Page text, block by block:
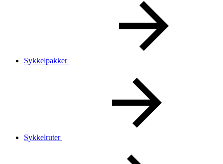
Sykkelpakker
Sykkelruter